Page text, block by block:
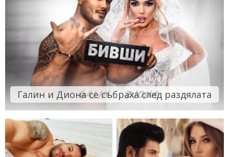
Галин и Диона се събраха след раздялата